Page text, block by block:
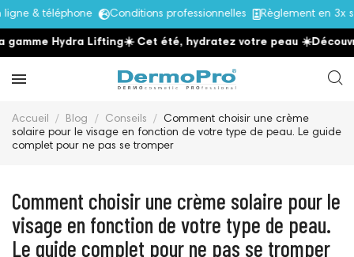
& téléphone Conditions professionnelles Règlement en 3x
Hydra Lifting☀️ Cet été, hydratez votre peau ☀️Découvrez
Accueil Blog Conseils
Comment choisir une crème
solaire pour le visage en fonction de votre type de peau. Le guide
complet pour ne pas se tromper
Comment choisir une crème solaire pour le
visage en fonction de votre type de peau.
Le guide complet pour ne pas se tromper